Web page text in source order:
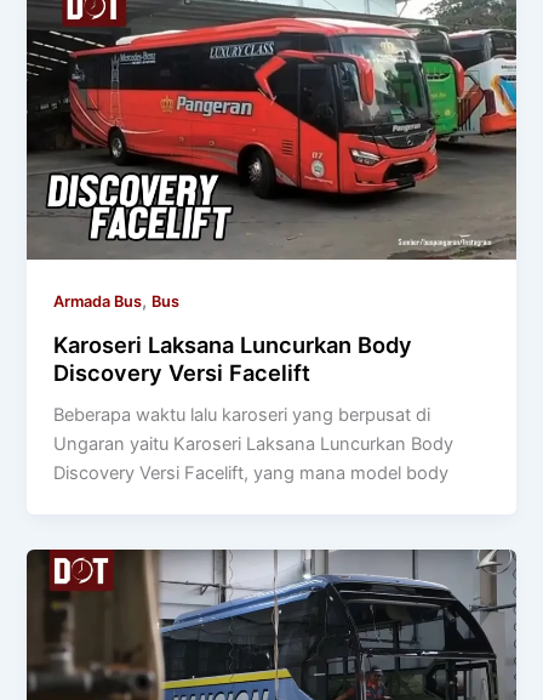
Armada Bus, Bus
Karoseri Laksana Luncurkan Body
Discovery Versi Facelift
Beberapa waktu lalu karoseri yang berpusat di
Ungaran yaitu Karoseri Laksana Luncurkan Body
Discovery Versi Facelift, yang mana model body